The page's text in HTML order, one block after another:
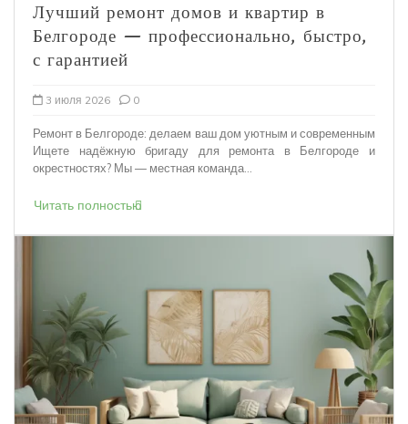
Лучший ремонт домов и квартир в
Белгороде — профессионально, быстро,
с гарантией
3 июля 2026 0
Ремонт в Белгороде: делаем ваш дом уютным и современным
Ищете надёжную бригаду для ремонта в Белгороде и
окрестностях? Мы — местная команда...
Читать полностью